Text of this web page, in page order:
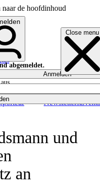
naar de hoofdinhoud
Close menu
NewslettersEvents
abgemeldet.
Anmelden
und
an